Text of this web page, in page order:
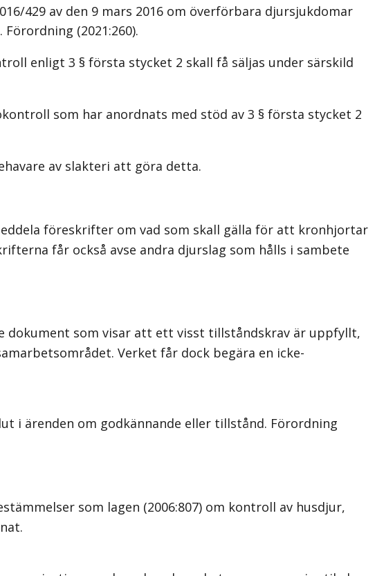
429 av den 9 mars 2016 om överförbara djursjukdomar
(2021:260).
enligt 3 § första stycket 2 skall få säljas under särskild
som har anordnats med stöd av 3 § första stycket 2
av slakteri att göra detta.
föreskrifter om vad som skall gälla för att kronhjortar
får också avse andra djurslag som hålls i sambete
dokument som visar att ett visst tillståndskrav är uppfyllt,
Verket får dock begära en icke-
i ärenden om godkännande eller tillstånd. Förordning
som lagen (2006:807) om kontroll av husdjur,